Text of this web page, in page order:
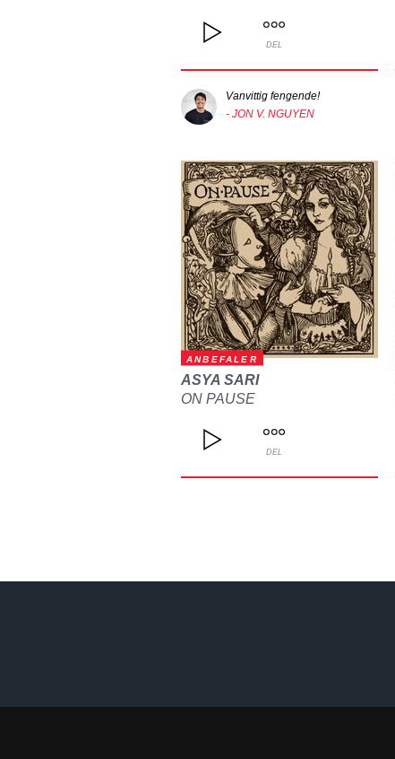
DEL
Vanvittig fengende!
- JON V. NGUYEN
ANBEFALER
ASYA SARI
ON PAUSE
DEL